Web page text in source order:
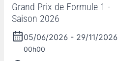
Grand Prix de Formule 1 -
Saison 2026
05/06/2026 - 29/11/2026
00h00